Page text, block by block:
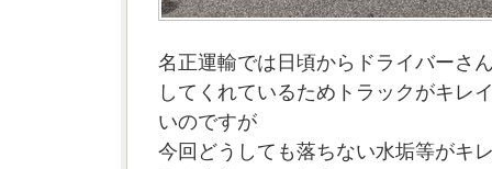
名正運輸では日頃からドライバーさ
してくれているためトラックがキレ
いのですが
今回どうしても落ちない水垢等がキ